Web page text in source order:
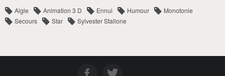
Aigle Animation 3 D Ennui Humour
Monotonie
Secours
Star Sylvester Stallone